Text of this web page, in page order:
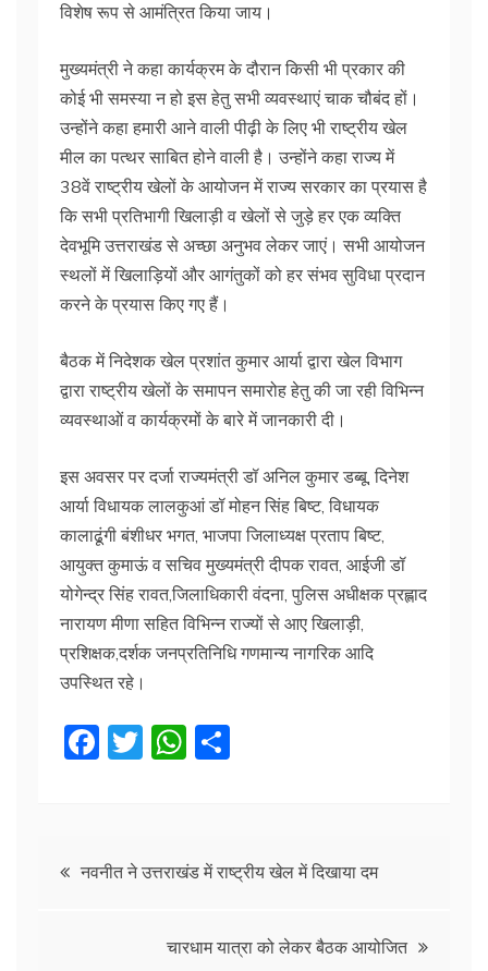
विशेष रूप से आमंत्रित किया जाय।
मुख्यमंत्री ने कहा कार्यक्रम के दौरान किसी भी प्रकार की
कोई भी समस्या न हो इस हेतु सभी व्यवस्थाएं चाक चौबंद हों।
उन्होंने कहा हमारी आने वाली पीढ़ी के लिए भी राष्ट्रीय खेल
मील का पत्थर साबित होने वाली है। उन्होंने कहा राज्य में
38वें राष्ट्रीय खेलों के आयोजन में राज्य सरकार का प्रयास है
कि सभी प्रतिभागी खिलाड़ी व खेलों से जुड़े हर एक व्यक्ति
देवभूमि उत्तराखंड से अच्छा अनुभव लेकर जाएं। सभी आयोजन
स्थलों में खिलाड़ियों और आगंतुकों को हर संभव सुविधा प्रदान
करने के प्रयास किए गए हैं।
बैठक में निदेशक खेल प्रशांत कुमार आर्या द्वारा खेल विभाग
द्वारा राष्ट्रीय खेलों के समापन समारोह हेतु की जा रही विभिन्न
व्यवस्थाओं व कार्यक्रमों के बारे में जानकारी दी।
इस अवसर पर दर्जा राज्यमंत्री डॉ अनिल कुमार डब्बू, दिनेश
आर्या विधायक लालकुआं डॉ मोहन सिंह बिष्ट, विधायक
कालाढूंगी बंशीधर भगत, भाजपा जिलाध्यक्ष प्रताप बिष्ट,
आयुक्त कुमाऊं व सचिव मुख्यमंत्री दीपक रावत, आईजी डॉ
योगेन्द्र सिंह रावत,जिलाधिकारी वंदना, पुलिस अधीक्षक प्रह्लाद
नारायण मीणा सहित विभिन्न राज्यों से आए खिलाड़ी,
प्रशिक्षक,दर्शक जनप्रतिनिधि गणमान्य नागरिक आदि
उपस्थित रहे।
F
b
T
W
A
p
Postनवनीत ने उत्तराखंड में राष्ट्रीय खेल में दिखाया दम
चारधाम यात्रा को लेकर बैठक आयोजित